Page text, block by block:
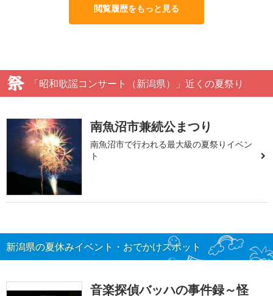
閲覧履歴をもっと見る
「昭和歌謡コンサート（新潟県）」近くの夏祭り
南魚沼市兼続公まつり
南魚沼市で行われる最大級の夏祭りイベン
ト
新潟県の夏休みイベント・おでかけスポット
音楽探偵バッハの事件録～怪